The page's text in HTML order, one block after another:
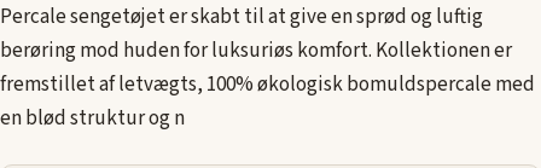
Percale sengetøjet er skabt til at give en sprød og luftig
berøring mod huden for luksuriøs komfort. Kollektionen er
fremstillet af letvægts, 100% økologisk bomuldspercale med
en blød struktur og n